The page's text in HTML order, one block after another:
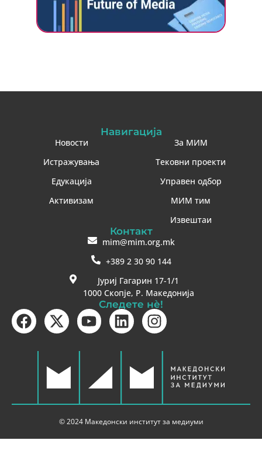
Навигација
Новости
Истражувања
Едукација
Активизам
За МИМ
Тековни проекти
Управен одбор
МИМ тим
Извештаи
Контакт
mim@mim.org.mk
+389 2 30 90 144
Јуриј Гагарин 17-1/1
1000 Скопје, Р. Македонија
Следете нè!
© 2024 Македонски институт за медиуми